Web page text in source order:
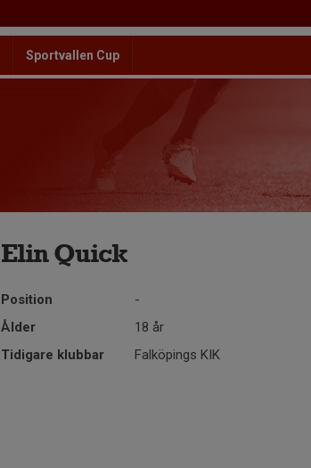
Sportvallen Cup
Elin Quick
Position
-
Ålder
18 år
Tidigare klubbar
Falköpings KIK